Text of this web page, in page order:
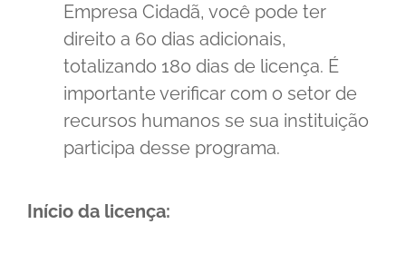
Empresa Cidadã, você pode ter
direito a 60 dias adicionais,
totalizando 180 dias de licença. É
importante verificar com o setor de
recursos humanos se sua instituição
participa desse programa.
Início da licença: